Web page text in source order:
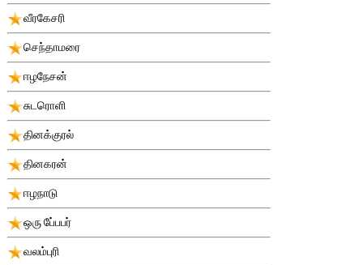
வீரகேசரி
செந்தாமரை
ஈழநேசன்
சுடரொளி
தினக்குரல்
தினகரன்
ஈழநாடு
ஒரு பே்பபர்
வலம்புரி